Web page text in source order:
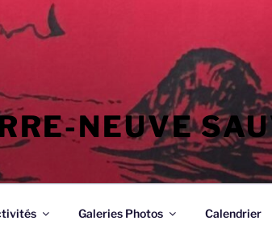
NEUVE
Galeries Photos Calendrier